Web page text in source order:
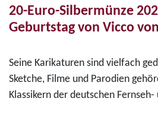
20-Euro-Silbermünze
Geburtstag von Vicco
Seine Karikaturen sind vielfach
Sketche, Filme und Parodien
Klassikern der deutschen